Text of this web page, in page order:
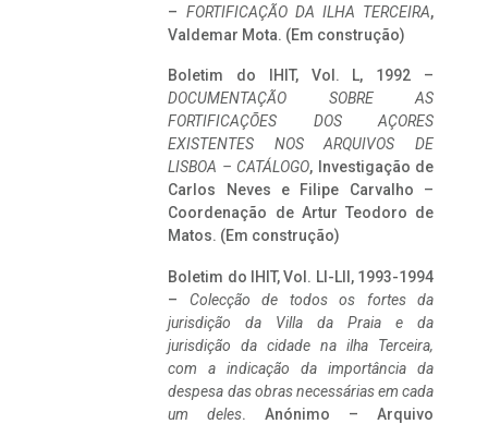
– FORTIFICAÇÃO DA ILHA TERCEIRA,
Valdemar Mota. (Em construção)
Boletim do IHIT, Vol. L, 1992 –
DOCUMENTAÇÃO SOBRE AS
FORTIFICAÇÕES DOS AÇORES
EXISTENTES NOS ARQUIVOS DE
LISBOA – CATÁLOGO, Investigação de
Carlos Neves e Filipe Carvalho –
Coordenação de Artur Teodoro de
Matos. (Em construção)
Boletim do IHIT, Vol. LI-LII, 1993-1994
– Colecção de todos os fortes da
jurisdição da Villa da Praia e da
jurisdição da cidade na ilha Terceira,
com a indicação da importância da
despesa das obras necessárias em cada
um deles. Anónimo – Arquivo